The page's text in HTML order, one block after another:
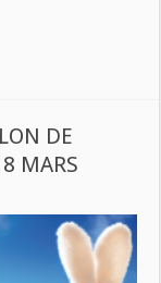
DE
MARS